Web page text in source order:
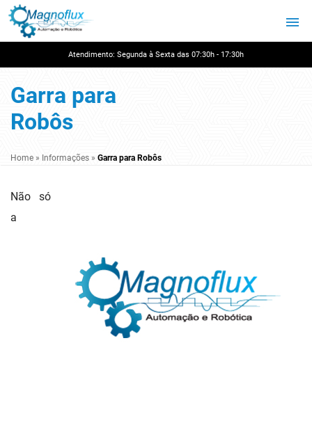
Atendimento: Segunda à Sexta das 07:30h - 17:30h
Garra para
Robôs
Home » Informações » Garra para Robôs
Não só
a